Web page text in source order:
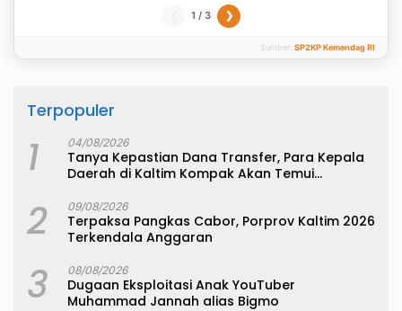
1 / 3 ❯
Sumber: SP2KP Kemendag RI
Terpopuler
1 04/08/2026
Tanya Kepastian Dana Transfer, Para Kepala
Daerah di Kaltim Kompak Akan Temui
2 09/08/2026
Terpaksa Pangkas Cabor, Porprov Kaltim 2026
Terkendala Anggaran
3 08/08/2026
Dugaan Eksploitasi Anak YouTuber
Muhammad Jannah alias Bigmo